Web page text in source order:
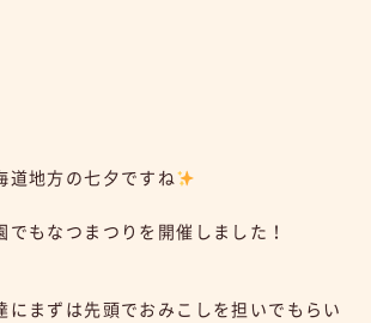
道地方の七夕ですね
でもなつまつりを開催しました！
にまずは先頭でおみこしを担いでもらい